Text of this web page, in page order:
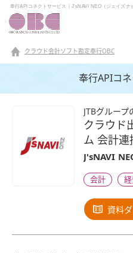
奉行APIコネクトサービス｜J'sNAVI NEO（ジェイズナ
クラウド会計ソフト勘定奉行OBC
奉行APIコ
JTBグループ
クラウド
ム 会計連
J'sNAVI
会計 経
資料